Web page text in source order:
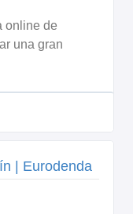
online de
una gran
| Eurodenda